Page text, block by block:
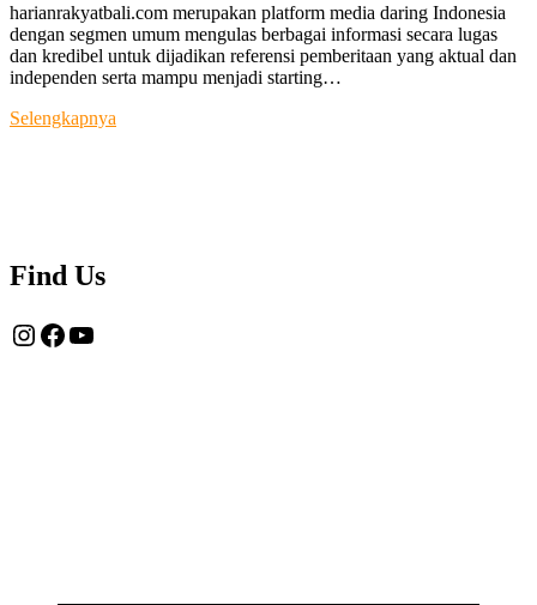
harianrakyatbali.com merupakan platform media daring Indonesia
dengan segmen umum mengulas berbagai informasi secara lugas
dan kredibel untuk dijadikan referensi pemberitaan yang aktual dan
independen serta mampu menjadi starting…
Selengkapnya
Find Us
Instagram
Facebook
YouTube